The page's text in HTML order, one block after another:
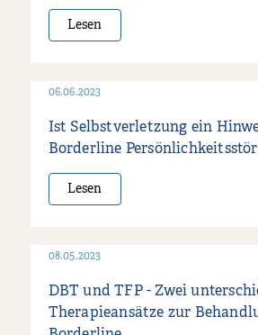
Lesen
06.06.2023
Ist Selbstverletzung ein
Borderline
Lesen
08.05.2023
DBT und TFP - Zwei
Therapieansätze zur